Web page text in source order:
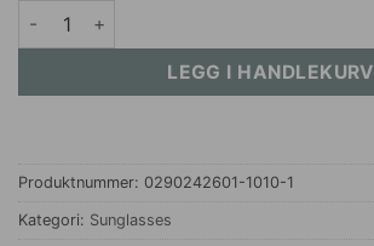
Roberto Rosso Como - black antall
LEGG I HANDLEKURV
Produktnummer: 0290242601-1010-1
Kategori: Sunglasses